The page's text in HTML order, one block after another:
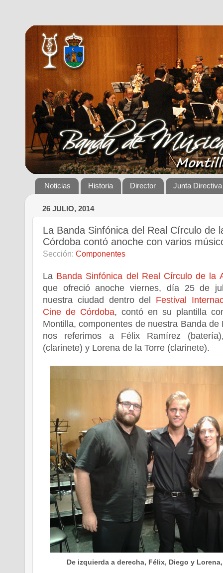
Noticias Historia Director Junta Directiva
26 JULIO, 2014
La Banda Sinfónica del Real Círculo de
Córdoba contó anoche con varios
Sección: Componentes
La Banda Sinfónica del Real Círculo de la
que ofreció anoche viernes, día 25 de
nuestra ciudad dentro del Festival
Cine de Córdoba, contó en su plantilla
Montilla, componentes de nuestra Banda de
nos referimos a Félix Ramírez
(clarinete) y Lorena de la Torre (clarinete).
De izquierda a derecha, Félix, Diego y